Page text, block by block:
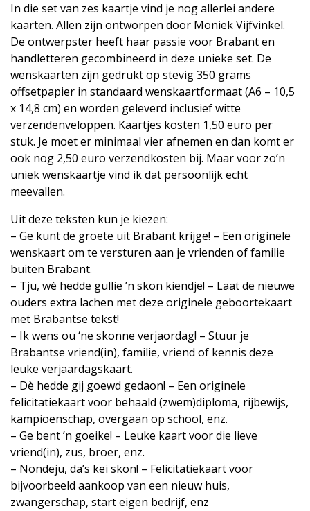
In die set van zes kaartje vind je nog allerlei andere
kaarten. Allen zijn ontworpen door Moniek Vijfvinkel.
De ontwerpster heeft haar passie voor Brabant en
handletteren gecombineerd in deze unieke set. De
wenskaarten zijn gedrukt op stevig 350 grams
offsetpapier in standaard wenskaartformaat (A6 – 10,5
x 14,8 cm) en worden geleverd inclusief witte
verzendenveloppen. Kaartjes kosten 1,50 euro per
stuk. Je moet er minimaal vier afnemen en dan komt er
ook nog 2,50 euro verzendkosten bij. Maar voor zo’n
uniek wenskaartje vind ik dat persoonlijk echt
meevallen.
Uit deze teksten kun je kiezen:
– Ge kunt de groete uit Brabant krijge! – Een originele
wenskaart om te versturen aan je vrienden of familie
buiten Brabant.
– Tju, wè hedde gullie ’n skon kiendje! – Laat de nieuwe
ouders extra lachen met deze originele geboortekaart
met Brabantse tekst!
– Ik wens ou ‘ne skonne verjaordag! – Stuur je
Brabantse vriend(in), familie, vriend of kennis deze
leuke verjaardagskaart.
– Dè hedde gij goewd gedaon! – Een originele
felicitatiekaart voor behaald (zwem)diploma, rijbewijs,
kampioenschap, overgaan op school, enz.
– Ge bent ’n goeike! – Leuke kaart voor die lieve
vriend(in), zus, broer, enz.
– Nondeju, da’s kei skon! – Felicitatiekaart voor
bijvoorbeeld aankoop van een nieuw huis,
zwangerschap, start eigen bedrijf, enz